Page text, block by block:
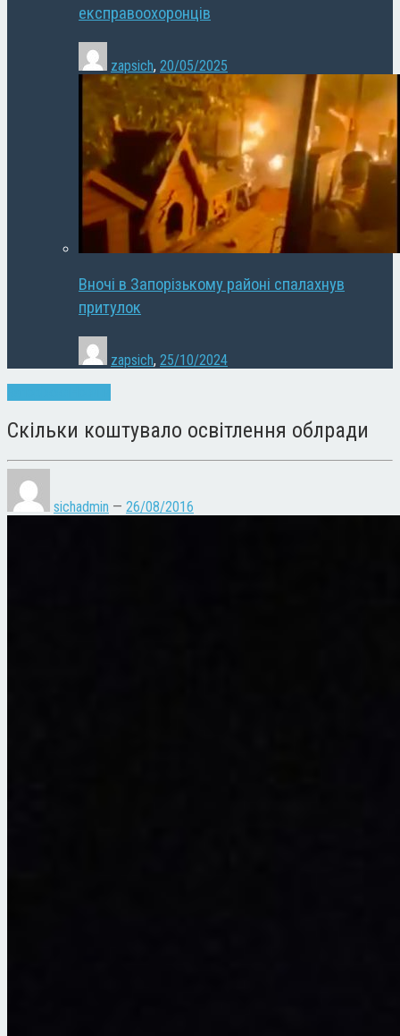
експравоохоронців
zapsich, 20/05/2025
Вночі в Запорізькому районі спалахнув
притулок
zapsich, 25/10/2024
Скільки коштувало освітлення облради
sichadmin — 26/08/2016